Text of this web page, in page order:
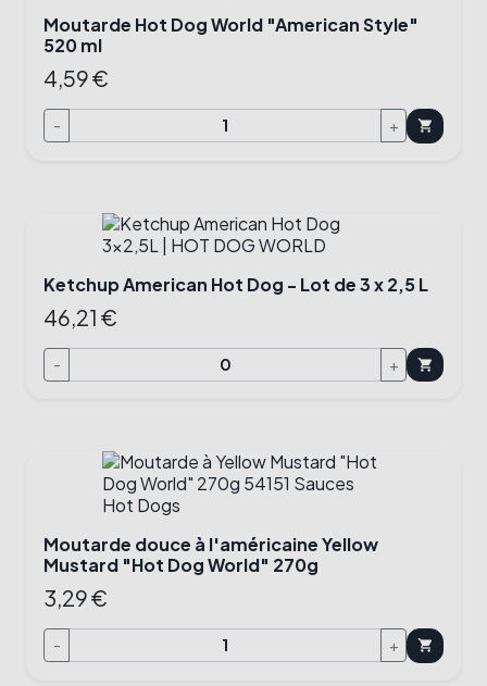
Moutarde Hot Dog World "American Style"
520 ml
4,59 €
- + shopping_cart
Ketchup American Hot Dog - Lot de 3 x 2,5 L
46,21 €
- + shopping_cart
Moutarde douce à l'américaine Yellow
Mustard "Hot Dog World" 270g
3,29 €
- + shopping_cart